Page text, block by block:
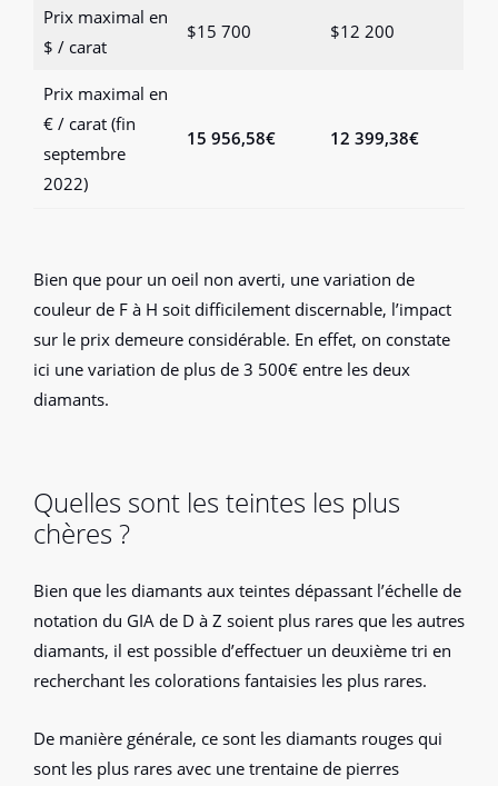
Prix maximal en
$ / carat
$15 700 $12 200
Prix maximal en
€ / carat (fin
septembre
2022)
15 956,58€ 12 399,38€
Bien que pour un oeil non averti, une variation de
couleur de F à H soit difficilement discernable, l’impact
sur le prix demeure considérable. En effet, on constate
ici une variation de plus de 3 500€ entre les deux
diamants.
Quelles sont les teintes les plus
chères ?
Bien que les diamants aux teintes dépassant l’échelle de
notation du GIA de D à Z soient plus rares que les autres
diamants, il est possible d’effectuer un deuxième tri en
recherchant les colorations fantaisies les plus rares.
De manière générale, ce sont les diamants rouges qui
sont les plus rares avec une trentaine de pierres